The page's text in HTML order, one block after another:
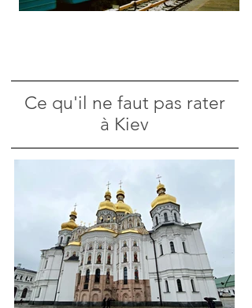
Ce qu'il ne faut pas rater
à Kiev